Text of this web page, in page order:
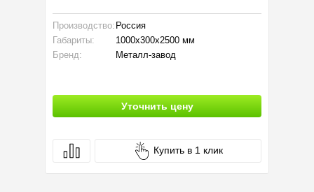
Производство: Россия
Габариты:
1000x300x2500 мм
Бренд:
Металл-завод
Уточнить цену
Купить в 1 клик